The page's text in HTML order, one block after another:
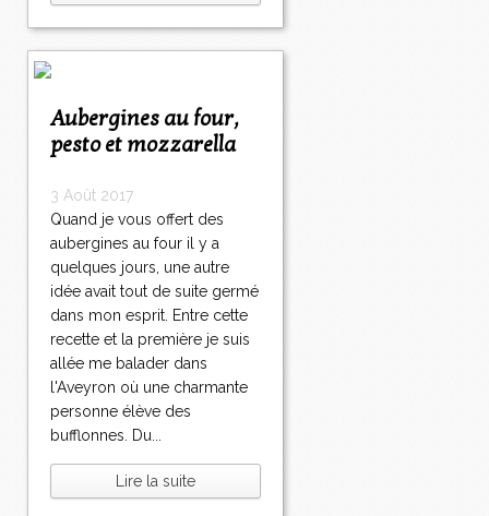
Aubergines au four,
pesto et mozzarella
3 Août 2017
Quand je vous offert des
aubergines au four il y a
quelques jours, une autre
idée avait tout de suite germé
dans mon esprit. Entre cette
recette et la première je suis
allée me balader dans
l'Aveyron où une charmante
personne élève des
bufflonnes. Du...
Lire la suite